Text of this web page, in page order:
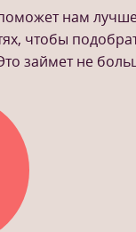
нам
чтобы
займет не